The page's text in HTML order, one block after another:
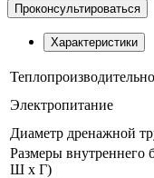
Проконсультироваться
Характеристики
Электропитание
Диаметр дренажной
Размеры внутреннего
Ш х Г)